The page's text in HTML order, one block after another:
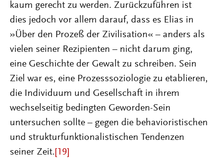
kaum gerecht zu werden. Zurückzuführen ist
dies jedoch vor allem darauf, dass es Elias in
»Über den Prozeß der Zivilisation« – anders als
vielen seiner Rezipienten – nicht darum ging,
eine Geschichte der Gewalt zu schreiben. Sein
Ziel war es, eine Prozesssoziologie zu etablieren,
die Individuum und Gesellschaft in ihrem
wechselseitig bedingten Geworden-Sein
untersuchen sollte – gegen die behavioristischen
und strukturfunktionalistischen Tendenzen
seiner Zeit. [19]